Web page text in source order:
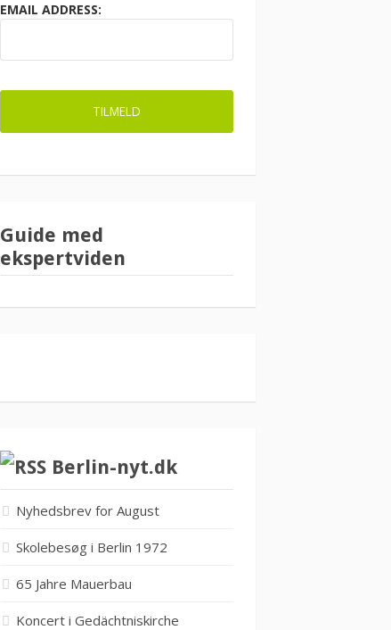
EMAIL ADDRESS:
Guide med
ekspertviden
Berlin-nyt.dk
Nyhedsbrev for August
Skolebesøg i Berlin 1972
65 Jahre Mauerbau
Koncert i Gedächtniskirche